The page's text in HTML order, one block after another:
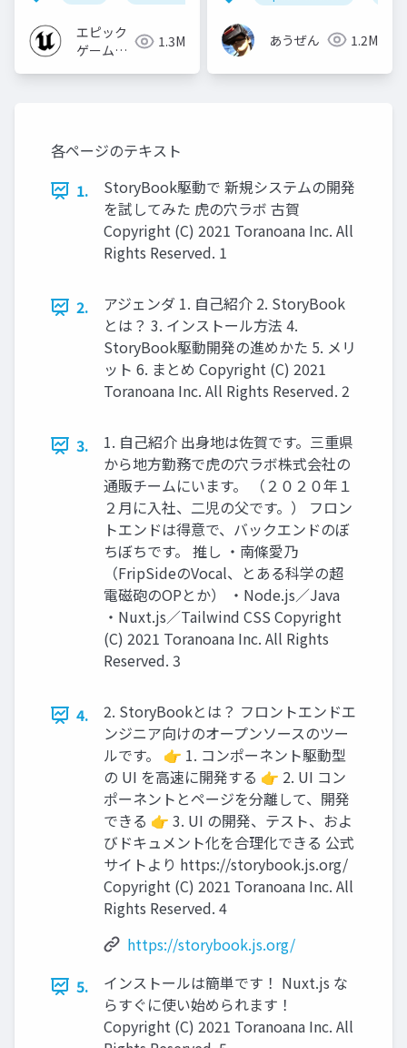
[CEDEC+KYUSHU
2024]
エピック
ゲームズ
1.3M あうぜん 1.2M
各ページのテキスト
1.
StoryBook駆動で 新規システムの開発
を試してみた 虎の穴ラボ 古賀
Copyright (C) 2021 Toranoana Inc. All
Rights Reserved. 1
2.
アジェンダ 1. 自己紹介 2. StoryBook
とは？ 3. インストール方法 4.
StoryBook駆動開発の進めかた 5. メリ
ット 6. まとめ Copyright (C) 2021
Toranoana Inc. All Rights Reserved. 2
3.
1. 自己紹介 出身地は佐賀です。三重県
から地方勤務で虎の穴ラボ株式会社の
通販チームにいます。 （２０２０年１
２月に入社、二児の父です。） フロン
トエンドは得意で、バックエンドのぼ
ちぼちです。 推し ・南條愛乃
（FripSideのVocal、とある科学の超
電磁砲のOPとか） ・Node.js／Java
・Nuxt.js／Tailwind CSS Copyright
(C) 2021 Toranoana Inc. All Rights
Reserved. 3
4.
2. StoryBookとは？ フロントエンドエ
ンジニア向けのオープンソースのツー
ルです。 👉 1. コンポーネント駆動型
の UI を高速に開発する 👉 2. UI コン
ポーネントとページを分離して、開発
できる 👉 3. UI の開発、テスト、およ
びドキュメント化を合理化できる 公式
サイトより https://storybook.js.org/
Copyright (C) 2021 Toranoana Inc. All
Rights Reserved. 4
https://storybook.js.org/
5.
インストールは簡単です！ Nuxt.js な
らすぐに使い始められます！
Copyright (C) 2021 Toranoana Inc. All